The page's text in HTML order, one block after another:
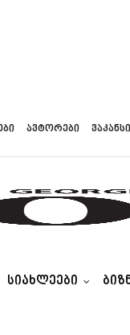
ავტორები
ᲡᲘᲐᲮᲚᲔᲔᲑᲘ